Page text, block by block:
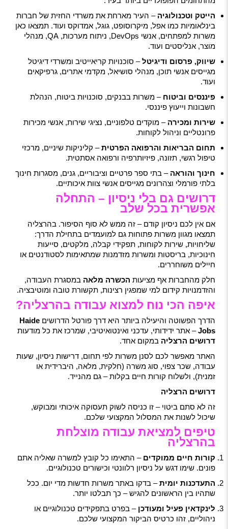
הייטק וטכנולוגיה – העיר מארחת את משרדי החזית של חברות
בינלאומיות כמו אפל, מיקרוסופט, גוגל, אמדוקס ועוד. תמצאו כאן
משרות למפתחים, אנשי DevOps, ניתוח מערכות, QA, מנהלי
מוצר, אנליסטים ועוד.
שיווק, פרסום ודיגיטל– סוכנויות קריאייטיב ומשרדי דיגיטל
מגייסים אנשי תוכן, מנהלי סושיאל, מקדמי אתרים, גרפיקאים
ועוד.
פיננסים וביטוח – משרות בבנקים, סוכנויות ביטוח, הנהלת
חשבונות וייעוץ פיננסי.
שירות ומכירה – מוקדים טלפוניים, נציגי שירות, אנשי מכירות
פרונטליים וניהול לקוחות.
תחום הבריאות והרפואה הפרטית– קליניקות שיניים, מרכזי
טיפול רגשי, תזונה, פיזיותרפיה ורפואה אסתטית.
חינוך והוראה – בתי ספר פרטיים וציבוריים, גנים, מסגרות חינוך
בלתי פורמלי וצהרונים מגייסים אנשי צוות איכותיים.
דרושים גם בלי ניסיון – התחלה
אפשרית בכל שלב
אם אין לכם ניסיון קודם – זה ממש לא סוף הסיפור. בהרצליה
תמצאו מגוון משרות פתוחות גם למועמדים בתחילת הדרך:
שליחויות, שירות לקוחות, תפקידי קבלה, מלקטים, סייעות
חינוכיות, בריסטות ומשרות מזדמנות שמתאימות לסטודנטים או
חיילים משוחררים.
חלק מהחברות אף מציעות הכשרה מלאה במסגרת העבודה,
והזדמנויות קידום למי שמפגין רצינות, תקשורת טובה ומוטיבציה.
איפה הכי נוח למצוא עבודה בהרצליה?
הדרך הפשוטה והיעילה ביותר היא דרך פורטל הדרושים Haide
Jobs– אתר ידידותי, עדכני ואינטואיטיבי, שמרכז את כל מודעות
דרושים הרצליה במקום אחד.
האתר מאפשר לכם לסנן משרות לפי תחום, דרישות ניסיון, שעות
עבודה, שכר צפוי, סוג משרה (חלקית, מלאה, היברידית או
זמנית), ולשלוח קורות חיים בקלות – גם מהנייד.
דרושים הרצליה
זה לא סתם ביטוי – זו כניסה לשוק תעסוקה איכותי ומבוקש,
שיכול לשנות את המסלול המקצועי שלכם.
טיפים למציאת עבודה מוצלחת
בהרצליה
קורות חיים ממוקדים – התאימו כל קובץ למשרה שאליה אתם
פונים. שימו דגש על ניסיון רלוונטי וכישורים טכנולוגיים.
התעדכנות יומית– בדקו באתר משרות חדשות מדי יום. ככל
שתהיו בין הראשונים להגיש – כך תבלטו יותר.
לינקדאין פעיל ומעודכן – בפרט בתפקידים טכנולוגיים או
ניהוליים, זהו כרטיס הביקור המקצועי שלכם.